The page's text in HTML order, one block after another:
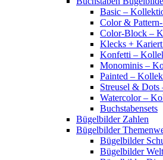
Basic –
Color &
Color-Block –
Klecks +
Konfetti –
Monominis –
Painted –
Streusel &
Watercolor –
Buchstabensets
Bügelbilder Zahlen
Bügelbilder
Bügelbilder
Bügelbilder